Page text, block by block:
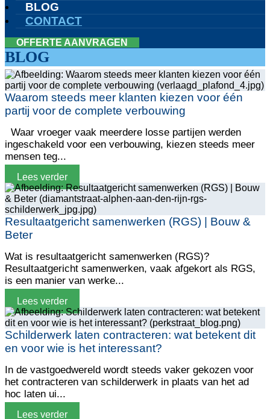
BLOG
CONTACT
OFFERTE AANVRAGEN
BLOG
Waarom steeds meer klanten kiezen voor één
partij voor de complete verbouwing
Waar vroeger vaak meerdere losse partijen werden
ingeschakeld voor een verbouwing, kiezen steeds meer
mensen teg...
Lees verder
Resultaatgericht samenwerken (RGS) | Bouw &
Beter
Wat is resultaatgericht samenwerken (RGS)?
Resultaatgericht samenwerken, vaak afgekort als RGS,
is een manier van werke...
Lees verder
Schilderwerk laten contracteren: wat betekent dit
en voor wie is het interessant?
In de vastgoedwereld wordt steeds vaker gekozen voor
het contracteren van schilderwerk in plaats van het ad
hoc laten ui...
Lees verder